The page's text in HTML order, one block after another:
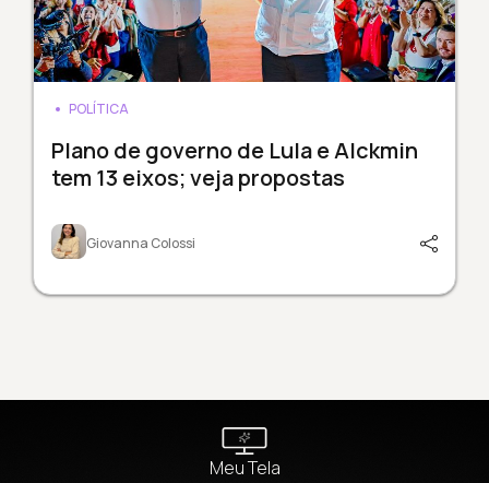
POLÍTICA
Plano de governo de Lula e Alckmin
tem 13 eixos; veja propostas
Giovanna Colossi
Meu Tela